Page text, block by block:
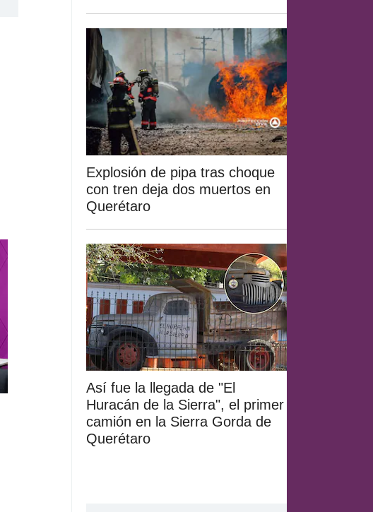
Explosión de pipa tras choque
con tren deja dos muertos en
Querétaro
Así fue la llegada de "El
Huracán de la Sierra", el primer
camión en la Sierra Gorda de
Querétaro